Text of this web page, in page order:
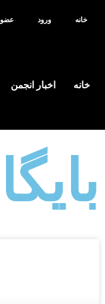
خانه ورود
خانه اخبار انجمن